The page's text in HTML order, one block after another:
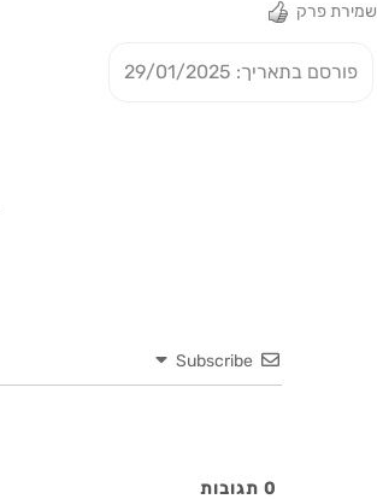
שמירת פרק
פורסם בתאריך: 29/01/2025
Subscribe
0 תגובות